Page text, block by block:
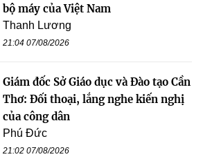
bộ máy của Việt Nam
Thanh Lương
21:04 07/08/2026
Giám đốc Sở Giáo dục và Đào tạo Cần
Thơ: Đối thoại, lắng nghe kiến nghị
của công dân
Phú Đức
21:02 07/08/2026